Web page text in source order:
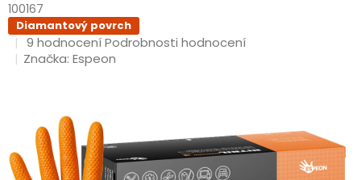
100167
Diamantový povrch
Průměrné
hodnocení
hvězdiček.
9 hodnocení Podrobnosti hodnocení
Značka:Espeon